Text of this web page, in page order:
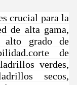
crucial para la
de alta gama,
alto grado de
de
verdes,
secos,